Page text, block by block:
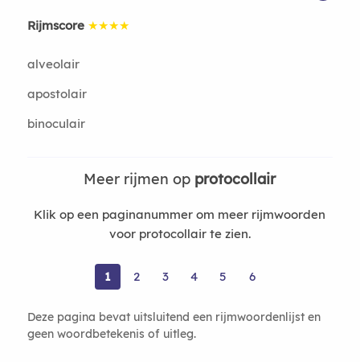
Rijmscore ★★★★
alveolair
apostolair
binoculair
Meer rijmen op protocollair
Klik op een paginanummer om meer rijmwoorden
voor protocollair te zien.
1 2 3 4 5 6
Deze pagina bevat uitsluitend een rijmwoordenlijst en
geen woordbetekenis of uitleg.